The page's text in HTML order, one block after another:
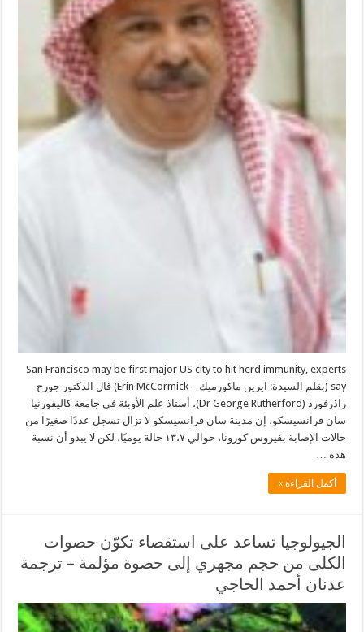
San Francisco may be first major US city to hit herd immunity, experts
say (بقلم السيدة: ايرين ماكورميك – Erin McCormick) قال الدكتور جورج
راذرفورد (Dr George Rutherford)، أستاذ علم الأوبئة في جامعة كاليفورنيا
سان فرانسيسكو، إن مدينة سان فرانسيسكو لا تزال تسجل عددًا صغيرًا من
حالات الإصابة بفيروس كورونا، حوالي ١٣،٧ حالة يوميًا، لكن لا يبدو أن نسبة
هذه …
أكمل القراءة »
الجيولوجيا تساعد على استقصاء تكوّن حصوات
الكلى من حجم مجهري إلى حصوة مؤلمة – ترجمة
عدنان أحمد الحاجي